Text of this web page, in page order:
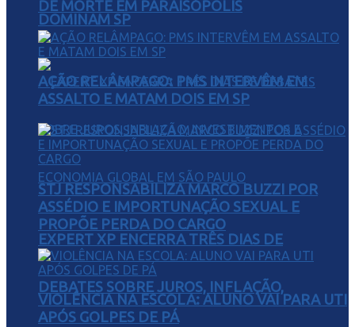
DOMINAM SP
EXPERT XP ENCERRA TRÊS DIAS DE
DEBATES SOBRE JUROS, INFLAÇÃO,
DE MORTE EM PARAISÓPOLIS
AÇÃO RELÂMPAGO: PMS INTERVÊM EM
ASSALTO E MATAM DOIS EM SP
STJ RESPONSABILIZA MARCO BUZZI POR
ASSÉDIO E IMPORTUNAÇÃO SEXUAL E
PROPÕE PERDA DO CARGO
VIOLÊNCIA NA ESCOLA: ALUNO VAI PARA UTI
APÓS GOLPES DE PÁ